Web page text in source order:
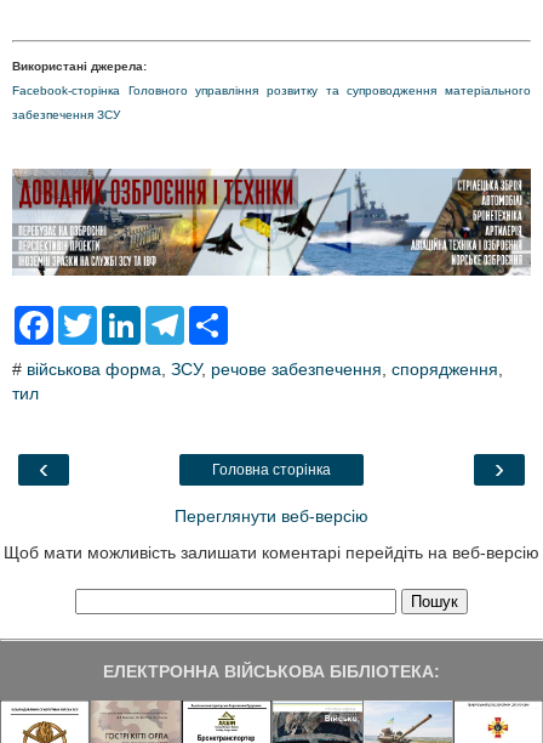
Використані джерела:
Facebook-сторінка Головного управління розвитку та супроводження матеріального
забезпечення ЗСУ
F
e
k
T
t
L
k
T
e
m
r
# військова форма, ЗСУ, речове забезпечення, спорядження,
тил
‹ ›
Головна сторінка
Переглянути веб-версію
Щоб мати можливість залишати коментарі перейдіть на веб-версію
ЕЛЕКТРОННА ВІЙСЬКОВА БІБЛІОТЕКА: